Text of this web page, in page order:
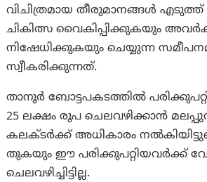
വിചിത്രമായ തീരുമാനങ്ങൾ എടുത്ത്
ചികിത്സ വൈകിപ്പിക്കുകയും
നിഷേധിക്കുകയും ചെയ്യുന്ന
സ്വീകരിക്കുന്നത്.
താനൂർ ബോട്ടപകടത്തിൽ
25 ലക്ഷം രൂപ ചെലവഴിക്കാൻ
കലക്ടർക്ക് അധികാരം
തുകയും ഈ പരിക്കുപറ്റിയവർക്ക്
ചെലവഴിച്ചിട്ടില്ല.